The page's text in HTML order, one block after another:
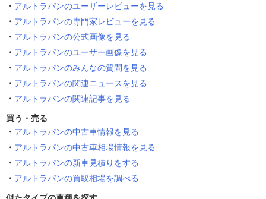
アルトラパンのユーザーレビューを見る
アルトラパンの専門家レビューを見る
アルトラパンの公式画像を見る
アルトラパンのユーザー画像を見る
アルトラパンのみんなの質問を見る
アルトラパンの関連ニュースを見る
アルトラパンの関連記事を見る
買う・売る
アルトラパンの中古車情報を見る
アルトラパンの中古車相場情報を見る
アルトラパンの新車見積りをする
アルトラパンの買取相場を調べる